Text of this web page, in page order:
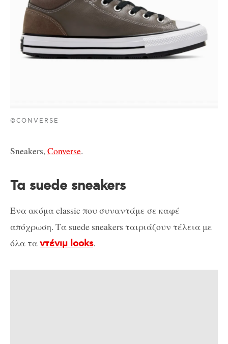
©CONVERSE
Sneakers,Converse.
Τα suede sneakers
Ένα ακόμα classic που συναντάμε σε καφέ
απόχρωση. Τα suede sneakers ταιριάζουν τέλεια με
όλα ταντένιμ looks.